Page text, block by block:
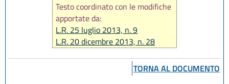
Testo coordinato con le modifiche
apportate da:
L.R. 25 luglio 2013, n. 9
L.R. 20 dicembre 2013, n. 28
L.R. 30 aprile 2015, n. 2
L.R. 9 maggio 2016, n. 7
TORNA AL DOCUMENTO